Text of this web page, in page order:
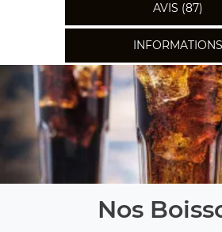
AVIS (87)
INFORMATIONS
Nos